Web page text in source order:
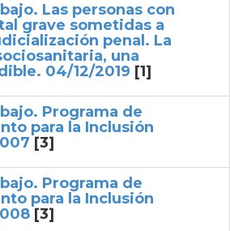
Las personas con
grave sometidas a
penal. La
una
04/12/2019 [1]
Programa de
para la Inclusión
[3]
Programa de
para la Inclusión
[3]